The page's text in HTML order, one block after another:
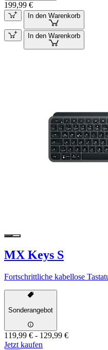
199,99 €
In den Warenkorb
In den Warenkorb
MX Keys S
Fortschrittliche kabellose
Sonderangebot
119,99 € - 129,99 €
Jetzt kaufen